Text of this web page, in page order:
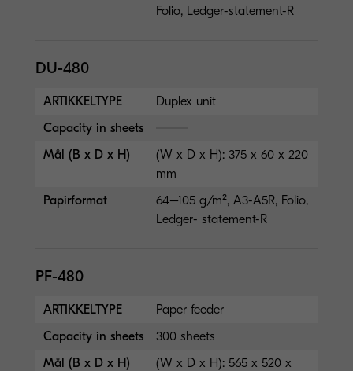
Folio, Ledger-statement-R
DU-480
ARTIKKELTYPE
Duplex unit
Capacity in sheets
Mål (B x D x H)
(W x D x H): 375 x 60 x 220
mm
Papirformat
64–105 g/m², A3-A5R, Folio,
Ledger- statement-R
PF-480
ARTIKKELTYPE
Paper feeder
Capacity in sheets
300 sheets
Mål (B x D x H)
(W x D x H): 565 x 520 x